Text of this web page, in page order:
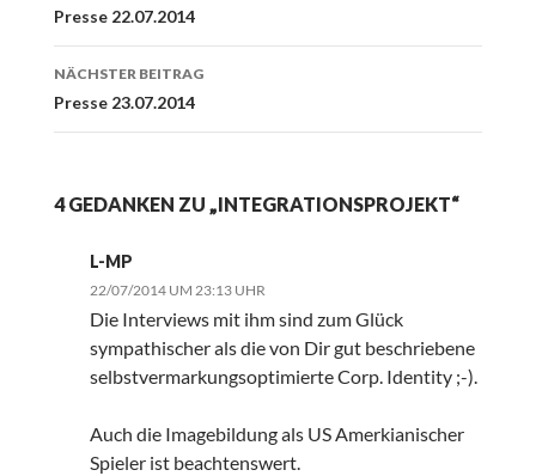
Navigation
Presse 22.07.2014
NÄCHSTER BEITRAG
Presse 23.07.2014
4 GEDANKEN ZU „INTEGRATIONSPROJEKT“
L-MP
22/07/2014 UM 23:13 UHR
Die Interviews mit ihm sind zum Glück
sympathischer als die von Dir gut beschriebene
selbstvermarkungsoptimierte Corp. Identity ;-).
Auch die Imagebildung als US Amerkianischer
Spieler ist beachtenswert.